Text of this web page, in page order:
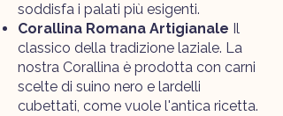
soddisfa i palati più esigenti.
Corallina Romana Artigianale Il
classico della tradizione laziale. La
nostra Corallina è prodotta con carni
scelte di suino nero e lardelli
cubettati, come vuole l'antica ricetta.